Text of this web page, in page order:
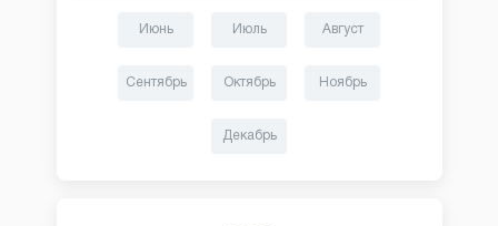
Июнь Июль Август
Сентябрь Октябрь Ноябрь
Декабрь